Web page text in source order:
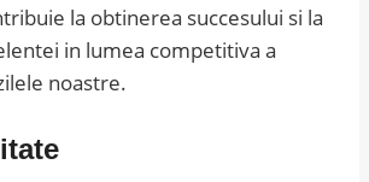
la obtinerea succesului si la
in lumea competitiva a
noastre.